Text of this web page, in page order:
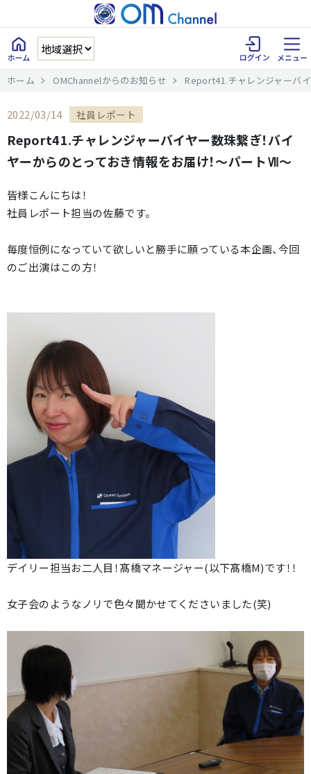
ホーム OMChannelからのお知らせ Report41.チャレンジャーバ
2022/03/14 社員レポート
Report41.チャレンジャーバイヤー数珠繋ぎ！バイ
ヤーからのとっておき情報をお届け！～パートⅦ～
皆様こんにちは！
社員レポート担当の佐藤です。
毎度恒例になっていて欲しいと勝手に願っている本企画、今回
のご出演はこの方！
デイリー担当お二人目！髙橋マネージャー(以下髙橋M)です！！
女子会のようなノリで色々聞かせてくださいました(笑)